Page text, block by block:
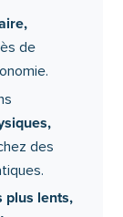
les
sécurisez
les
à
digne et
de
des
plus lents,